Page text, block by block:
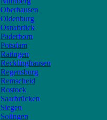
Oberhausen
Oldenburg
Osnabrück
Paderborn
Potsdam
Ratingen
Recklinghausen
Regensburg
Remscheid
Rostock
Saarbrücken
Siegen
Solingen